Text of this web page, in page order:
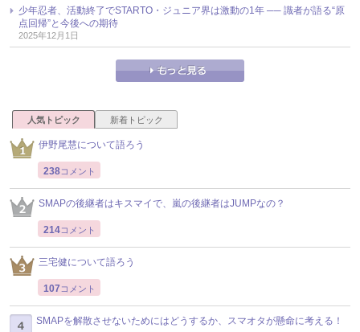
少年忍者、活動終了でSTARTO・ジュニア界は激動の1年 ── 識者が語る“原
点回帰”と今後への期待
2025年12月1日
人気トピック 新着トピック
伊野尾慧について語ろう
238コメント
SMAPの後継者はキスマイで、嵐の後継者はJUMPなの？
214コメント
三宅健について語ろう
107 コメント
SMAPを解散させないためにはどうするか、スマオタが懸命に考える！